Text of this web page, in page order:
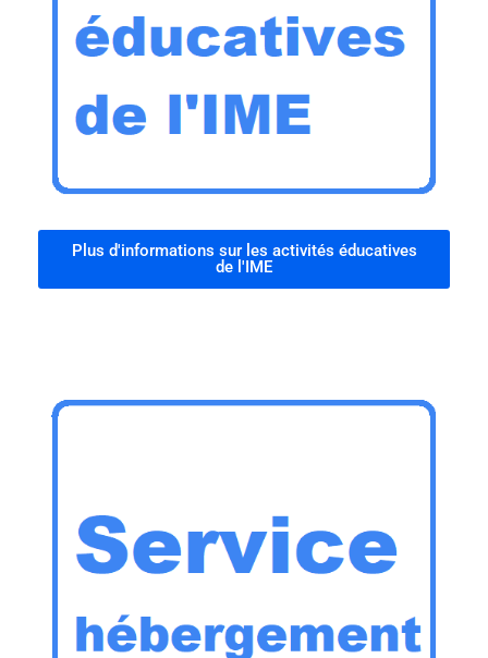
Plus d'informations sur les activités éducatives
de l'IME